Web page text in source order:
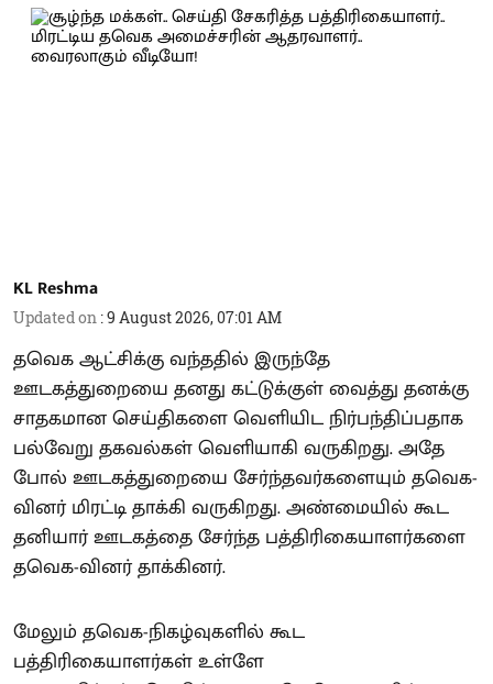
KL Reshma
Updated on :9 August 2026, 07:01 AM
தவெக ஆட்சிக்கு வந்ததில் இருந்தே
ஊடகத்துறையை தனது கட்டுக்குள் வைத்து தனக்கு
சாதகமான செய்திகளை வெளியிட நிர்பந்திப்பதாக
பல்வேறு தகவல்கள் வெளியாகி வருகிறது. அதே
போல் ஊடகத்துறையை சேர்ந்தவர்களையும் தவெக-
வினர் மிரட்டி தாக்கி வருகிறது. அண்மையில் கூட
தனியார் ஊடகத்தை சேர்ந்த பத்திரிகையாளர்களை
தவெக-வினர் தாக்கினர்.
மேலும் தவெக-நிகழ்வுகளில் கூட
பத்திரிகையாளர்கள் உள்ளே